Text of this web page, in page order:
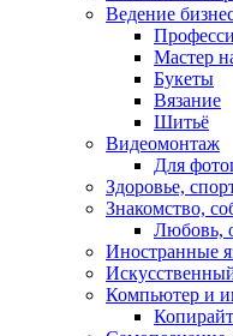
Ведение
Мастер
Букеты
Вязание
Шитьё
Видеомонтаж
Для
Здоровье,
Знакомство,
Любовь,
Иностранные
Компьютер и